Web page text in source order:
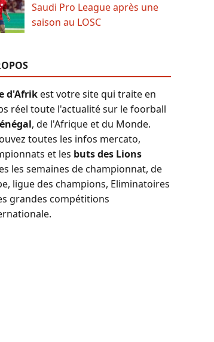
Saudi Pro League après une
saison au LOSC
d'Afrikest votre site qui traite en
réel toute l'actualité sur le foorball
, de l'Afrique et du Monde.
toutes les infos mercato,
et les buts des Lions
les semaines de championnat, de
ligue des champions, Eliminatoires
grandes compétitions